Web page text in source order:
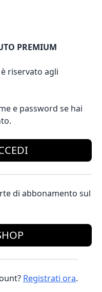
PREMIUM
riservato agli
e password se hai
di abbonamento sul
Registrati ora.